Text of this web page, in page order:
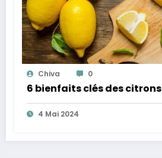
Chiva 0
6 bienfaits clés des citrons
4 Mai 2024